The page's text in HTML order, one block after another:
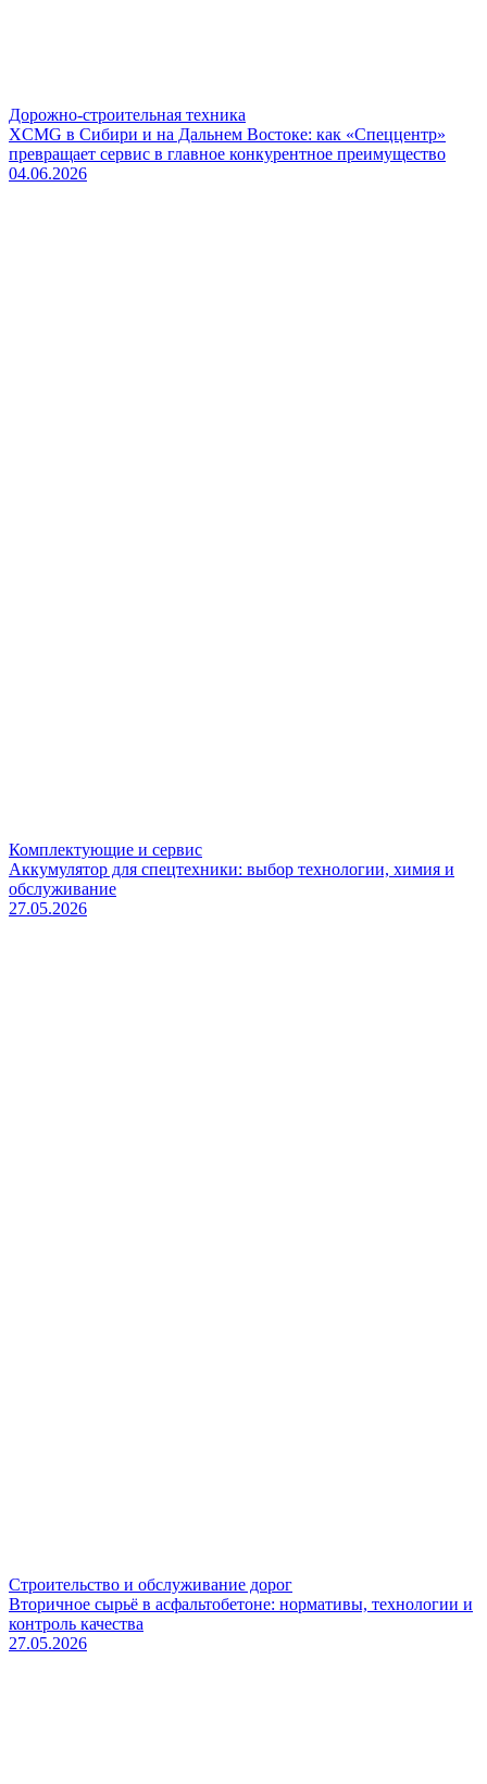
Дорожно-строительная техника
XCMG в Сибири и на Дальнем Востоке: как «Спеццентр»
превращает сервис в главное конкурентное преимущество
04.06.2026
Комплектующие и сервис
Аккумулятор для спецтехники: выбор технологии, химия и
обслуживание
27.05.2026
Строительство и обслуживание дорог
Вторичное сырьё в асфальтобетоне: нормативы, технологии и
контроль качества
27.05.2026